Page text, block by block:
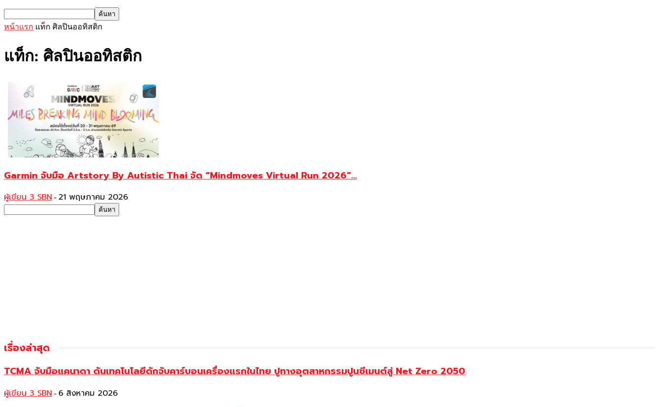
หน้าแรก แท็ก ศิลปินออทิสติก
แท็ก: ศิลปินออทิสติก
Garmin จับมือ Artstory By Autistic Thai จัด “Mindmoves Virtual Run 2026”...
ผู้เขียน 3 SBN - 21 พฤษภาคม 2026
เรื่องล่าสุด
TCMA จับมือแคนาดา ดันเทคโนโลยีดักจับคาร์บอนเครื่องแรกในไทย ปูทางอุตสาหกรรมปูนซีเมนต์สู่ Net Zero 2050
ผู้เขียน 3 SBN - 6 สิงหาคม 2026